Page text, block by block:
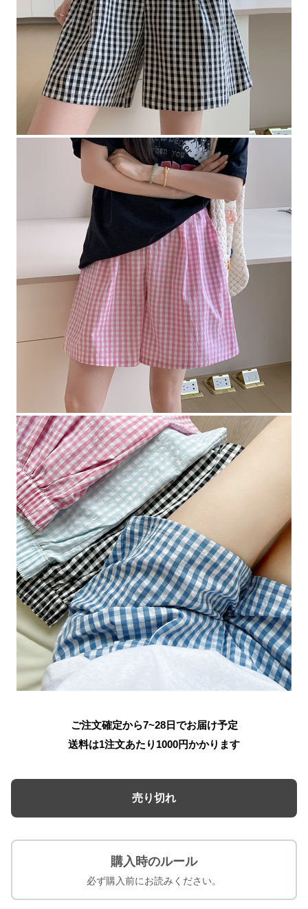
ご注文確定から7~28日でお届け予定
送料は1注文あたり 1000円かかります
売り切れ
購入時のルール
必ず購入前にお読みください。